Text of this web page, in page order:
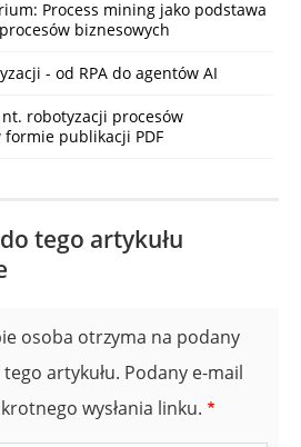
Process mining jako podstawa
biznesowych
- od RPA do agentów AI
robotyzacji procesów
publikacji PDF
tego artykułu
osoba otrzyma na podany
artykułu. Podany e-mail
wysłania linku.